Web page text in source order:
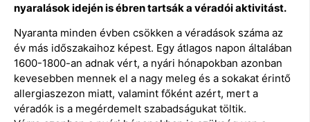
nyaralások idején is ébren tartsák a véradói aktivitást.
Nyaranta minden évben csökken a véradások száma az
év más időszakaihoz képest. Egy átlagos napon általában
1600-1800-an adnak vért, a nyári hónapokban azonban
kevesebben mennek el a nagy meleg és a sokakat érintő
allergiaszezon miatt, valamint főként azért, mert a
véradók is a megérdemelt szabadságukat töltik.